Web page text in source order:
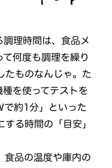
調理時間は、食品メ
何度も調理を繰り
たものなんじゃ。た
を使ってテストを
約1分」といった
る時間の「目安」
食品の温度や庫内の